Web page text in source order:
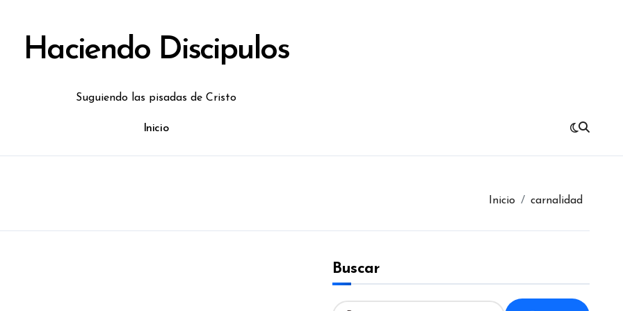
Haciendo Discipulos
Suguiendo las pisadas de Cristo
Inicio
Inicio carnalidad
Buscar
B